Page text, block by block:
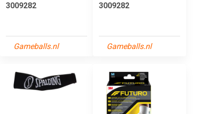
3009282
Gameballs.nl
3009282
Gameballs.nl